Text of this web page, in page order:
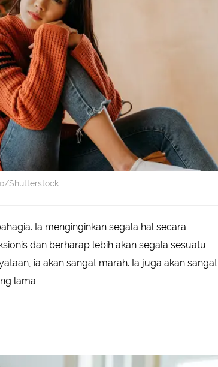
Shutterstock
Ia menginginkan segala hal secara
dan berharap lebih akan segala sesuatu.
ia akan sangat marah. Ia juga akan sangat
lama.